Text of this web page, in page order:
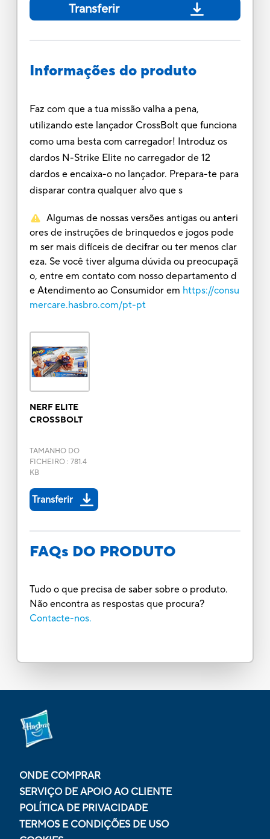
Transferir
Informações do produto
Faz com que a tua missão valha a pena,
utilizando este lançador CrossBolt que funciona
como uma besta com carregador! Introduz os
dardos N-Strike Elite no carregador de 12
dardos e encaixa-o no lançador. Prepara-te para
disparar contra qualquer alvo que s
Algumas de nossas versões antigas ou anteri
ores de instruções de brinquedos e jogos pode
m ser mais difíceis de decifrar ou ter menos clar
eza. Se você tiver alguma dúvida ou preocupaçã
o, entre em contato com nosso departamento d
e Atendimento ao Consumidor em https://consu
mercare.hasbro.com/pt-pt
NERF ELITE
CROSSBOLT
TAMANHO DO
FICHEIRO: 781.4
KB
Transferir
FAQs DO PRODUTO
Tudo o que precisa de saber sobre o produto.
Não encontra as respostas que procura?
Contacte-nos.
ONDE COMPRAR
SERVIÇO DE APOIO AO CLIENTE
POLÍTICA DE PRIVACIDADE
TERMOS E CONDIÇÕES DE USO